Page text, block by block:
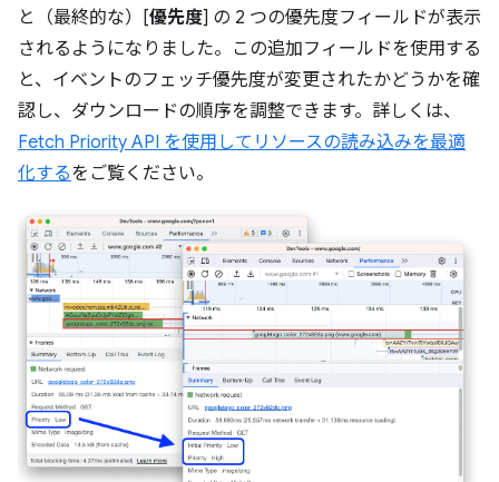
と（最終的な）[優先度] の 2 つの優先度フィールドが表示
されるようになりました。この追加フィールドを使用する
と、イベントのフェッチ優先度が変更されたかどうかを確
認し、ダウンロードの順序を調整できます。詳しくは、
Fetch Priority API を使用してリソースの読み込みを最適
化するをご覧ください。